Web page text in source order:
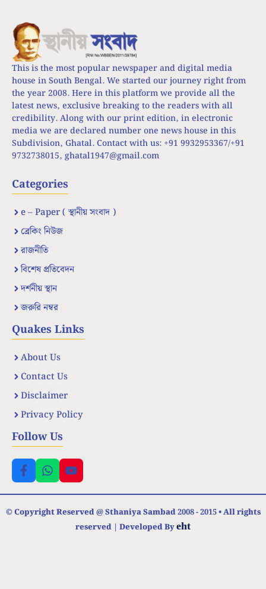
This is the most popular newspaper and digital media
house in South Bengal. We started our journey right from
the year 2008. Here in this platform we provide all the
latest news, exclusive breaking to the readers with all
credibility. Along with our print edition, in electronic
media we are declared number one news house in this
Subdivision, Ghatal. Contact with us: +91 9932953367/+91
9732738015, ghatal1947@gmail.com
Categories
e – Paper ( স্থানীয় সংবাদ )
ব্রেকিং নিউজ
রাজনীতি
বিশেষ প্রতিবেদন
দর্শনীয় স্থান
জরুরি নম্বর
Quakes Links
About Us
Contact Us
Disclaimer
Privacy Policy
Follow Us
© Copyright Reserved @ Sthaniya Sambad 2008 - 2015 • All rights
reserved | Developed Byeht